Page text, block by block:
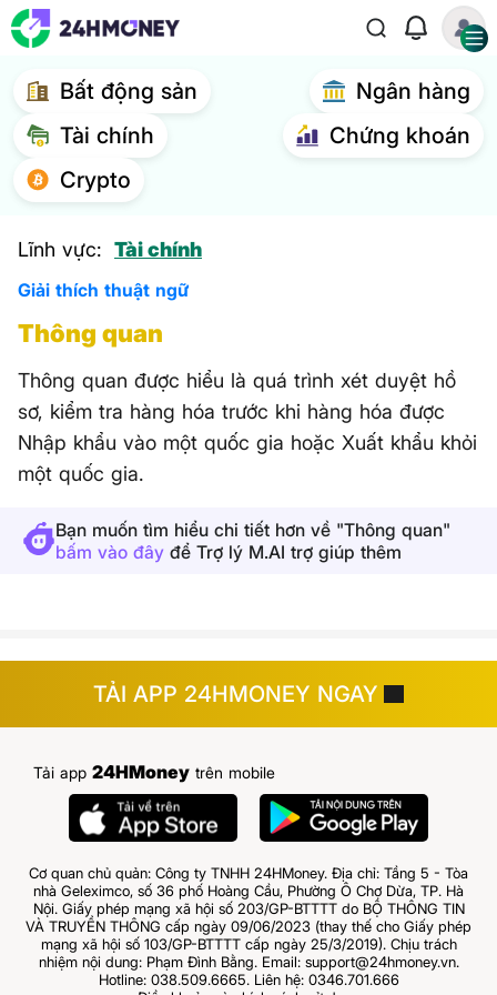
Bất động sản
Ngân hàng
Tài chính
Chứng khoán
Crypto
Lĩnh vực: Tài chính
Giải thích thuật ngữ
Thông quan
Thông quan được hiểu là quá trình xét duyệt hồ
sơ, kiểm tra hàng hóa trước khi hàng hóa được
Nhập khẩu vào một quốc gia hoặc Xuất khẩu khỏi
một quốc gia.
Bạn muốn tìm hiểu chi tiết hơn về "Thông quan"
bấm vào đây để Trợ lý M.AI trợ giúp thêm
TẢI APP 24HMONEY NGAY
Tải app 24HMoney trên mobile
Cơ quan chủ quản: Công ty TNHH 24HMoney. Địa chỉ: Tầng 5 - Tòa
nhà Geleximco, số 36 phố Hoàng Cầu, Phường Ô Chợ Dừa, TP. Hà
Nội. Giấy phép mạng xã hội số 203/GP-BTTTT do BỘ THÔNG TIN
VÀ TRUYỀN THÔNG cấp ngày 09/06/2023 (thay thế cho Giấy phép
mạng xã hội số 103/GP-BTTTT cấp ngày 25/3/2019). Chịu trách
nhiệm nội dung: Phạm Đình Bằng. Email: support@24hmoney.vn.
Hotline: 038.509.6665. Liên hệ: 0346.701.666